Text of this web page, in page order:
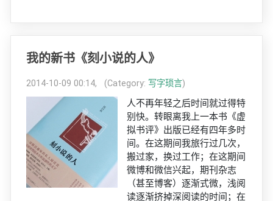
我的新书《刻小说的人》
2014-10-09 00:14, (Category: 写字琐言)
人不再年轻之后时间就过得特
别快。转眼离我上一本书《虚
拟书评》出版已经有四年多时
间。在这期间我旅行过几次，
搬过家，换过工作；在这期间
微博和微信兴起，期刊杂志
（甚至博客）逐渐式微，浅阅
读逐渐挤掉深阅读的时间；在